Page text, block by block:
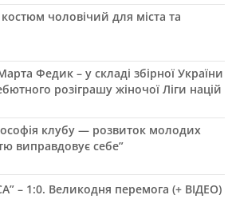
чоловічий для міста та
Федик – у складі збірної України
розіграшу жіночої Ліги націй
клубу — розвиток молодих
виправдовує себе”
– 1:0. Великодня перемога (+ ВІДЕО)